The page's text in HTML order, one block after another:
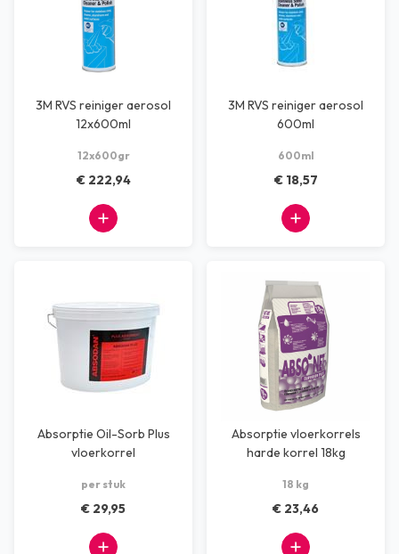
3M RVS reiniger aerosol
12x600ml
12x600gr
€ 222,94
3M RVS reiniger aerosol
600ml
600ml
€ 18,57
Absorptie Oil-Sorb Plus
vloerkorrel
per stuk
€ 29,95
Absorptie vloerkorrels
harde korrel 18kg
18 kg
€ 23,46